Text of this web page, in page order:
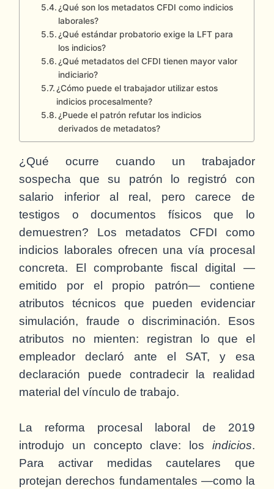
¿Qué son los metadatos CFDI como indicios
laborales?
¿Qué estándar probatorio exige la LFT para
los indicios?
¿Qué metadatos del CFDI tienen mayor valor
indiciario?
¿Cómo puede el trabajador utilizar estos
indicios procesalmente?
¿Puede el patrón refutar los indicios
derivados de metadatos?
¿Qué ocurre cuando un trabajador
sospecha que su patrón lo registró con
salario inferior al real, pero carece de
testigos o documentos físicos que lo
demuestren? Los metadatos CFDI como
indicios laborales ofrecen una vía procesal
concreta. El comprobante fiscal digital —
emitido por el propio patrón— contiene
atributos técnicos que pueden evidenciar
simulación, fraude o discriminación. Esos
atributos no mienten: registran lo que el
empleador declaró ante el SAT, y esa
declaración puede contradecir la realidad
material del vínculo de trabajo.
La reforma procesal laboral de 2019
introdujo un concepto clave: los indicios.
Para activar medidas cautelares que
protejan derechos fundamentales —como la